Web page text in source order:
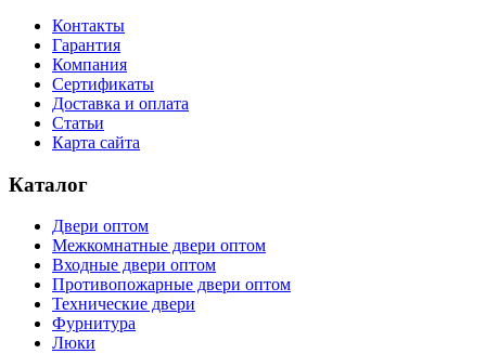
Контакты
Гарантия
Компания
Сертификаты
Доставка и оплата
Статьи
Карта сайта
Каталог
Двери оптом
Межкомнатные двери оптом
Входные двери оптом
Противопожарные двери оптом
Технические двери
Фурнитура
Люки